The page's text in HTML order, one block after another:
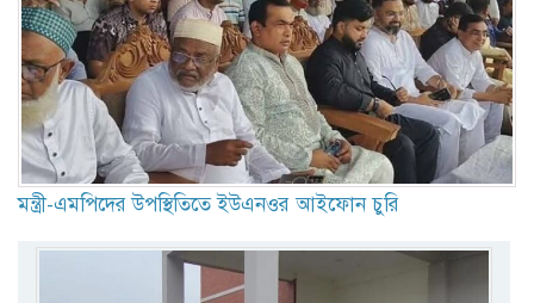
মন্ত্রী-এমপিদের উপস্থিতিতে ইউএনওর আইফোন চুরি